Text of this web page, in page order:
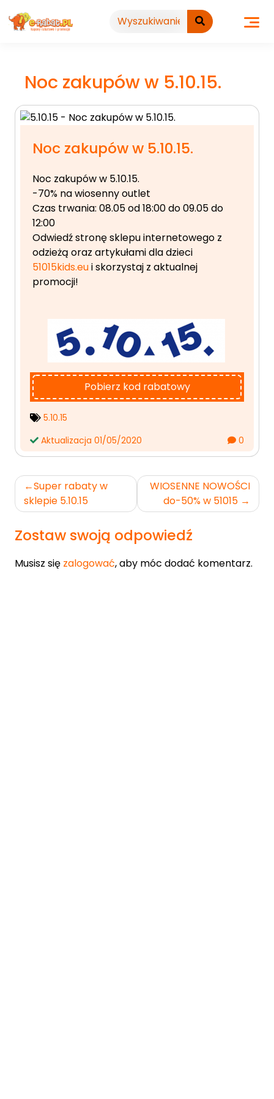
do
treści
Noc zakupów w 5.10.15.
Noc zakupów w 5.10.15.
Noc zakupów w 5.10.15.
-70% na wiosenny outlet
Czas trwania: 08.05 od 18:00 do 09.05 do
12:00
Odwiedź stronę sklepu internetowego z
odzieżą oraz artykułamidla dzieci
51015kids.eui skorzystaj z aktualnej
promocji!
Pobierz kod rabatowy
5.10.15
Aktualizacja 01/05/2020
0
Nawigacja
wpisu
Super rabaty w
sklepie 5.10.15
WIOSENNE NOWOŚCI
do-50% w 51015
Zostaw swoją odpowiedź
Musisz się zalogować, aby móc dodać komentarz.